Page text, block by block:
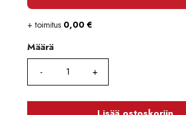
+ toimitus 0,00 €
Määrä
Määrä